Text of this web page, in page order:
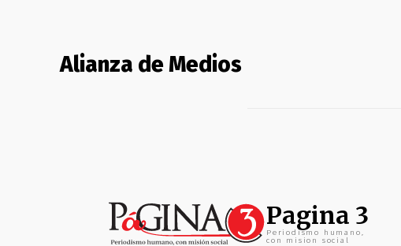
Alianza de Medios
Pagina 3
Periodismo humano,
con mision social